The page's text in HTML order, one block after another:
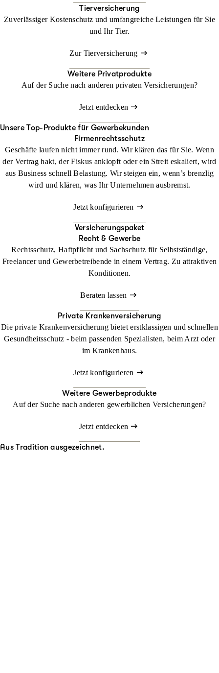
Tierversicherung
Zuverlässiger Kostenschutz und umfangreiche Leistungen für Sie
und Ihr Tier.
Zur Tierversicherung
Weitere Privatprodukte
Auf der Suche nach anderen privaten Versicherungen?
Jetzt entdecken
Unsere Top-Produkte für Gewerbekunden
Firmenrechtsschutz
Geschäfte laufen nicht immer rund. Wir klären das für Sie. Wenn
der Vertrag hakt, der Fiskus anklopft oder ein Streit eskaliert, wird
aus Business schnell Belastung. Wir steigen ein, wenn’s brenzlig
wird und klären, was Ihr Unternehmen ausbremst.
Jetzt konfigurieren
Versicherungspaket
Recht & Gewerbe
Rechtsschutz, Haftpflicht und Sachschutz für Selbstständige,
Freelancer und Gewerbetreibende in einem Vertrag. Zu attraktiven
Konditionen.
Beraten lassen
Private Krankenversicherung
Die private Krankenversicherung bietet erstklassigen und schnellen
Gesundheitsschutz - beim passenden Spezialisten, beim Arzt oder
im Krankenhaus.
Jetzt konfigurieren
Weitere Gewerbeprodukte
Auf der Suche nach anderen gewerblichen Versicherungen?
Jetzt entdecken
Aus Tradition ausgezeichnet.